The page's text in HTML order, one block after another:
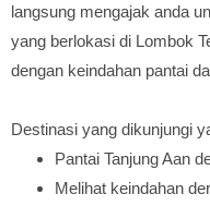
langsung mengajak anda
yang berlokasi di Lombok
dengan keindahan pantai
Destinasi yang dikunjungi
Pantai Tanjung Aan
Melihat keindahan